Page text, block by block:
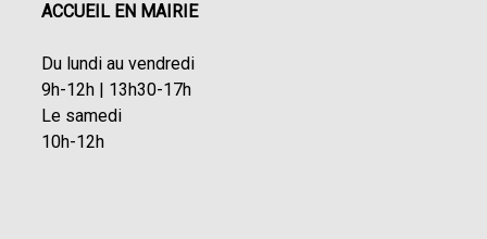
ACCUEIL EN MAIRIE
Du lundi au vendredi
9h-12h | 13h30-17h
Le samedi
10h-12h